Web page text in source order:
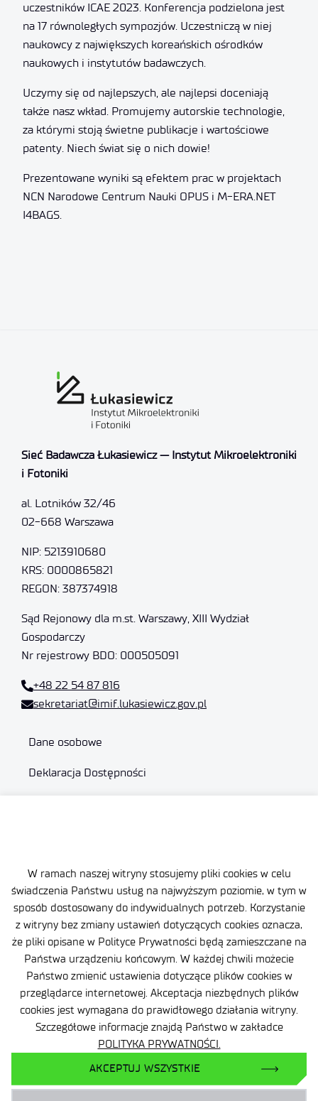
W ramach naszej witryny stosujemy pliki cookies w celu
świadczenia Państwu usług na najwyższym poziomie, w tym w
sposób dostosowany do indywidualnych potrzeb. Korzystanie
z witryny bez zmiany ustawień dotyczących cookies oznacza,
że pliki opisane w Polityce Prywatności będą zamieszczane na
Państwa urządzeniu końcowym. W każdej chwili możecie
Państwo zmienić ustawienia dotyczące plików cookies w
przeglądarce internetowej. Akceptacja niezbędnych plików
cookies jest wymagana do prawidłowego działania witryny.
Szczegółowe informacje znajdą Państwo w zakładce
POLITYKA PRYWATNOŚCI.
AKCEPTUJ WSZYSTKIE
uczestników ICAE 2023. Konferencja podzielona jest
na 17 równoległych sympozjów. Uczestniczą w niej
naukowcy z największych koreańskich ośrodków
naukowych i instytutów badawczych.
Uczymy się od najlepszych, ale najlepsi doceniają
także nasz wkład. Promujemy autorskie technologie,
za którymi stoją świetne publikacje i wartościowe
patenty. Niech świat się o nich dowie!
Prezentowane wyniki są efektem prac w projektach
NCN Narodowe Centrum Nauki OPUS i M-ERA.NET
I4BAGS.
Sieć Badawcza Łukasiewicz — Instytut Mikroelektroniki
i Fotoniki
al. Lotników 32/46
02-668 Warszawa
NIP: 5213910680
KRS: 0000865821
REGON: 387374918
Sąd Rejonowy dla m.st. Warszawy, XIII Wydział
Gospodarczy
Nr rejestrowy BDO: 000505091
+48 22 54 87 816
sekretariat@imif.lukasiewicz.gov.pl
Dane osobowe
Deklaracja Dostępności
Wynajem powierzchni
Facebook
X
LinkedIn
YouTube